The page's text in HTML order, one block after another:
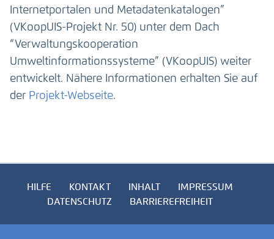
Internetportalen und Metadatenkatalogen”
(VKoopUIS-Projekt Nr. 50) unter dem Dach
“Verwaltungskooperation
Umweltinformationssysteme” (VKoopUIS) weiter
entwickelt. Nähere Informationen erhalten Sie auf
der Projekt-Webseite.
HILFE KONTAKT INHALT
IMPRESSUM
DATENSCHUTZ
BARRIEREFREIHEIT